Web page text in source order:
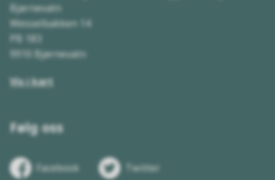
Bjørnevatn
Wesselbakken 14
PB 183
9910 Bjørnevatn
Vis i kart
Følg oss
Facebook Twitter